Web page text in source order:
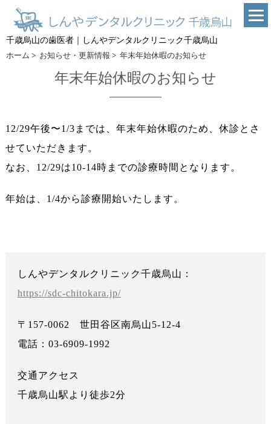
千歳烏山の歯医者｜しんやデンタルクリニック千歳烏山
ホーム > お知らせ・更新情報 > 年末年始休暇のお知らせ
年末年始休暇のお知らせ
12/29午後〜1/3までは、年末年始休暇のため、休診とさ
せていただきます。
なお、12/29は10-14時までの診療時間となります。
年始は、1/4から診療開始いたします。
しんやデンタルクリニック千歳烏山：
https://sdc-chitokara.jp/
〒157-0062 世田谷区南烏山5-12-4
電話：03-6909-1992
交通アクセス
千歳烏山駅より徒歩2分